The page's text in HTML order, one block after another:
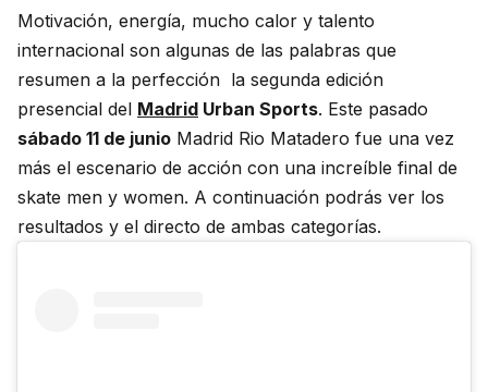
Motivación, energía, mucho calor y talento
internacional son algunas de las palabras que
resumen a la perfección la segunda edición
presencial del Madrid Urban Sports. Este pasado
sábado 11 de junio Madrid Rio Matadero fue una vez
más el escenario de acción con una increíble final de
skate men y women. A continuación podrás ver los
resultados y el directo de ambas categorías.